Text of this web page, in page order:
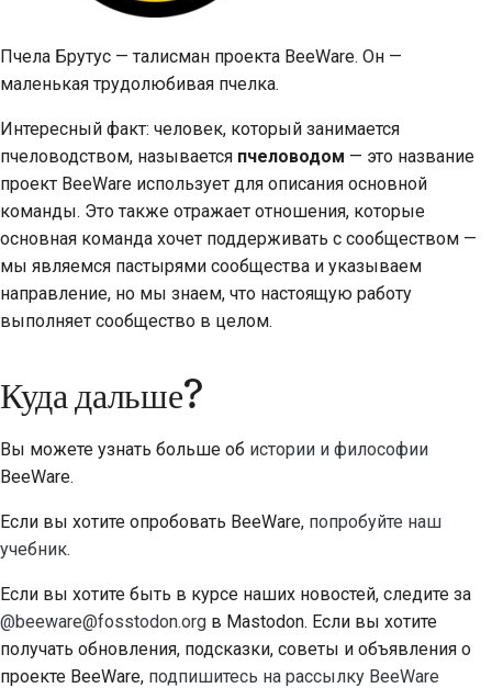
Пчела Брутус — талисман проекта BeeWare. Он —
маленькая трудолюбивая пчелка.
Интересный факт: человек, который занимается
пчеловодством, называется пчеловодом — это название
проект BeeWare использует для описания основной
команды. Это также отражает отношения, которые
основная команда хочет поддерживать с сообществом —
мы являемся пастырями сообщества и указываем
направление, но мы знаем, что настоящую работу
выполняет сообщество в целом.
Куда дальше?
Вы можете узнать больше об истории и философии
BeeWare.
Если вы хотите опробовать BeeWare, попробуйте наш
учебник.
Если вы хотите быть в курсе наших новостей, следите за
@beeware@fosstodon.org в Mastodon. Если вы хотите
получать обновления, подсказки, советы и объявления о
проекте BeeWare, подпишитесь на рассылку BeeWare